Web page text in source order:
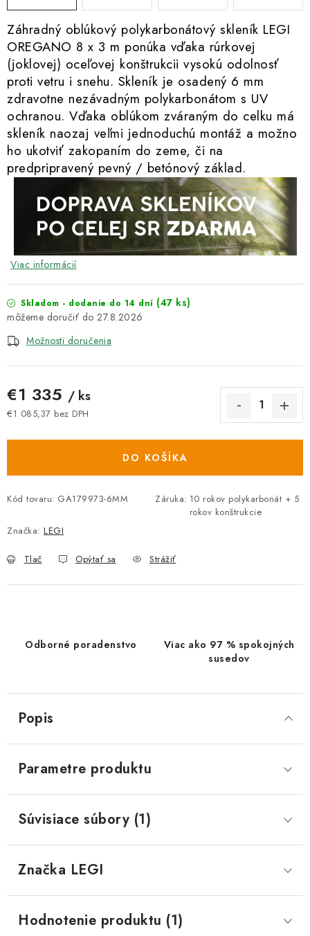
Záhradný oblúkový polykarbonátový skleník LEGI
OREGANO 8 x 3 m ponúka vďaka rúrkovej
(joklovej) oceľovej konštrukcii vysokú odolnosť
proti vetru i snehu. Skleník je osadený 6 mm
zdravotne nezávadným polykarbonátom s UV
ochranou. Vďaka oblúkom zváraným do celku má
skleník naozaj veľmi jednoduchú montáž a možno
ho ukotviť zakopaním do zeme, či na
predpripravený pevný / betónový základ.
Viac informácií
Skladom - dodanie do 14 dní (47 ks)
27.8.2026
Možnosti doručenia
€1 335 / ks
€1 085,37 bez DPH
DO KOŠÍKA
Kód tovaru: GA179973-6MM Záruka: 10 rokov polykarbonát + 5
rokov konštrukcie
Značka: LEGI
Tlač Opýtať sa Strážiť
Odborné poradenstvo
Viac ako 97 % spokojných
susedov
Popis
Parametre produktu
Súvisiace súbory (1)
Značka LEGI
Hodnotenie produktu (1)